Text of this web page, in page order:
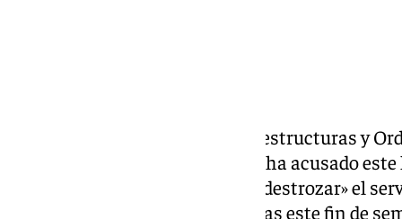
La consejera de Fomento, Infraestructuras y
, ha acusado
Transportes, Óscar Puente, de «destrozar» el
las graves incidencias registradas este fin de